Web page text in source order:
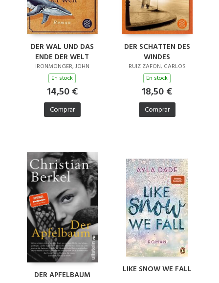
DER WAL UND DAS
ENDE DER WELT
IRONMONGER, JOHN
En stock
14,50 €
Comprar
DER SCHATTEN DES
WINDES
RUIZ ZAFON, CARLOS
En stock
18,50 €
Comprar
DER APFELBAUM LIKE SNOW WE FALL